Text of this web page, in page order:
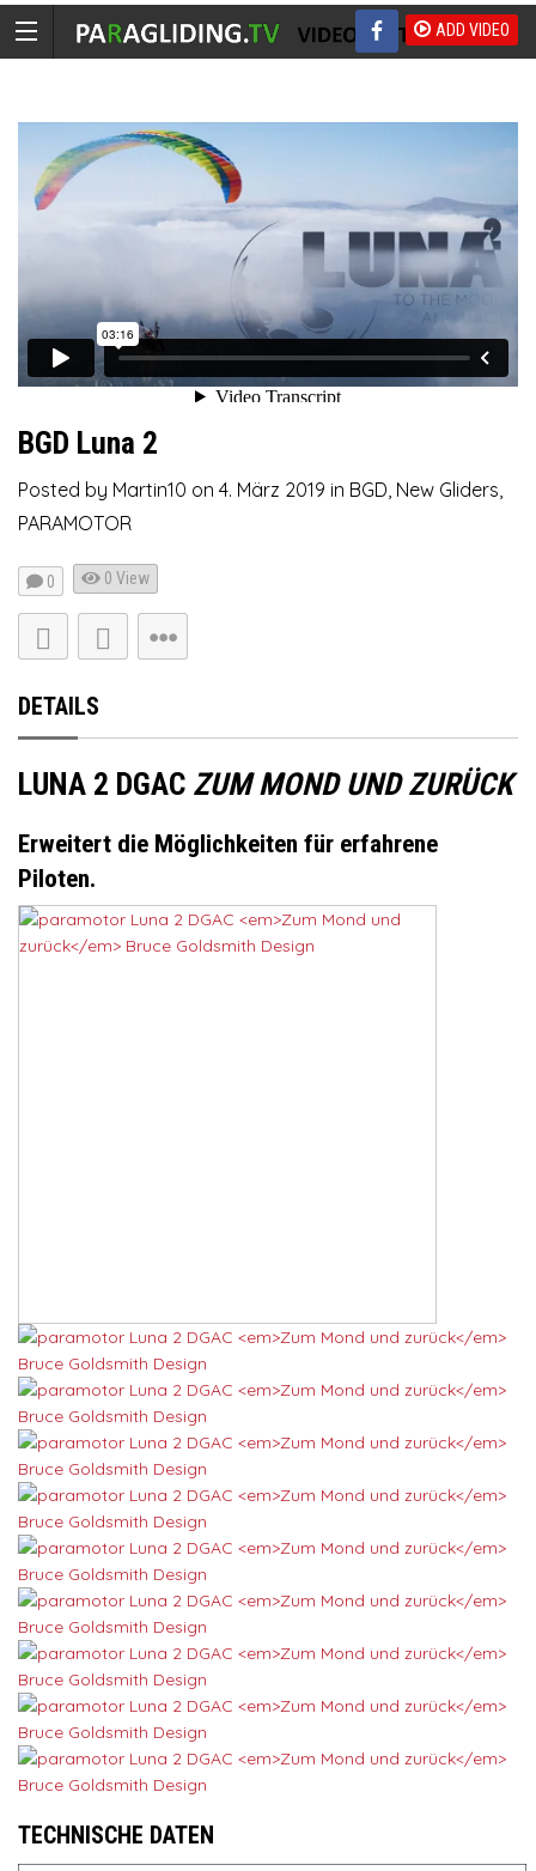
ADD VIDEO
BGD Luna 2
Posted by Martin10 on 4. März 2019 in BGD New Gliders
PARAMOTOR
0 0 View
DETAILS
LUNA 2 DGAC ZUM MOND UND ZURÜCK
Erweitert die Möglichkeiten für erfahrene
Piloten.
TECHNISCHE DATEN